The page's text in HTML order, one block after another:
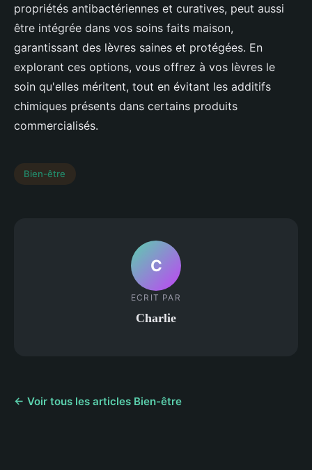
propriétés antibactériennes et curatives, peut aussi
être intégrée dans vos soins faits maison,
garantissant des lèvres saines et protégées. En
explorant ces options, vous offrez à vos lèvres le
soin qu'elles méritent, tout en évitant les additifs
chimiques présents dans certains produits
commercialisés.
Bien-être
C
ECRIT PAR
Charlie
← Voir tous les articles Bien-être